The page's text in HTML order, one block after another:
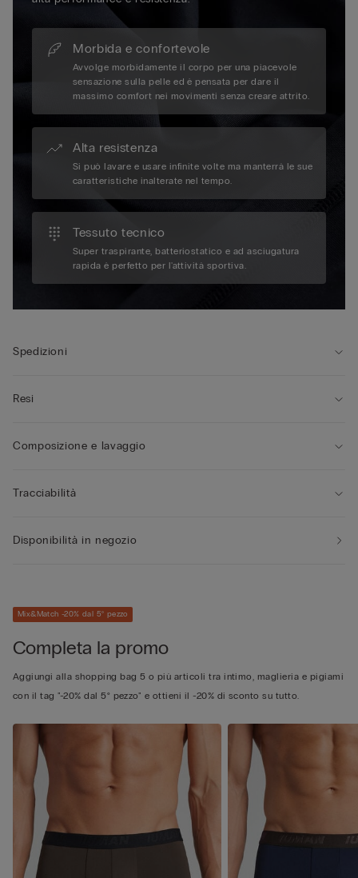
Morbida e confortevole
Avvolge morbidamente il corpo per una piacevole
sensazione sulla pelle ed è pensata per dare il
massimo comfort nei movimenti senza creare attrito.
Alta resistenza
Si può lavare e usare infinite volte ma manterrà le sue
caratteristiche inalterate nel tempo.
Tessuto tecnico
Super traspirante, batteriostatico e ad asciugatura
rapida è perfetto per l'attività sportiva.
Spedizioni
Resi
Composizione e lavaggio
Tracciabilità
Disponibilità in negozio
Mix&Match -20% dal 5° pezzo
Completa la promo
Aggiungi alla shopping bag 5 o più articoli tra intimo, maglieria e pigiami
con il tag "-20% dal 5° pezzo" e ottieni il -20% di sconto su tutto.